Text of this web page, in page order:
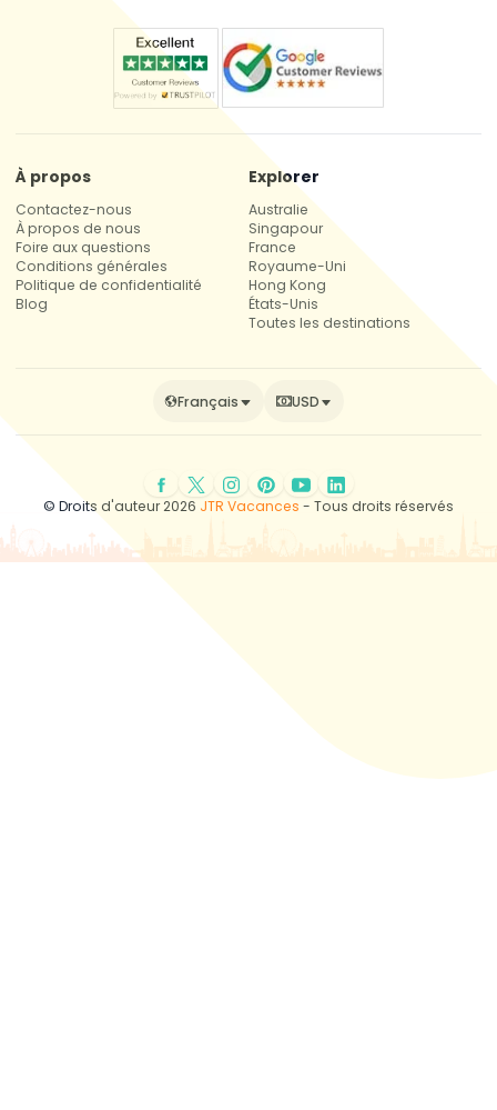
À propos
Contactez-nous
À propos de nous
Foire aux questions
Conditions générales
Politique de confidentialité
Blog
Explorer
Australie
Singapour
France
Royaume-Uni
Hong Kong
États-Unis
Toutes les destinations
Français USD
© Droits d'auteur 2026 JTR Vacances - Tous droits réservés